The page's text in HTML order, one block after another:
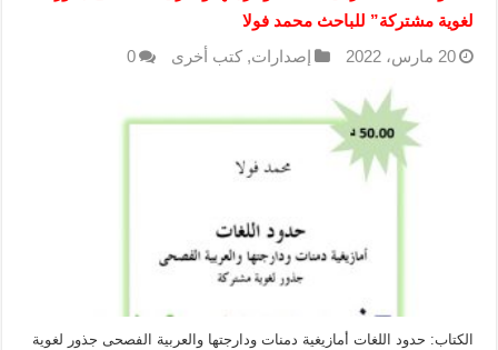
لغوية مشتركة” للباحث محمد فولا
20 مارس، 2022
إصدارات,كتب أخرى 0
الكتاب: حدود اللغات أمازيغية دمنات ودارجتها والعربية الفصحى جذور لغوية